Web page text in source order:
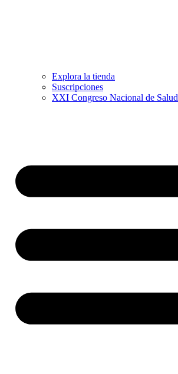
Explora la tienda
Suscripciones
XXI Congreso Nacional de Salud